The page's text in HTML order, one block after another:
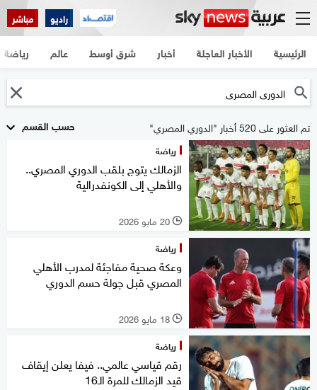
راديو مباشر
الرئيسية الأخبار العاجلة أخبار شرق أوسط عالم رياضة
حسب القسم تم العثور على 520 أخبار "الدوري المصري"
رياضة
الزمالك يتوج بلقب الدوري المصري..
والأهلي إلى الكونفدرالية
l 20 مايو 2026
رياضة
وعكة صحية مفاجئة لمدرب الأهلي
المصري قبل جولة حسم الدوري
l 18 مايو 2026
رياضة
رقم قياسي عالمي.. فيفا يعلن إيقاف
قيد الزمالك للمرة الـ16